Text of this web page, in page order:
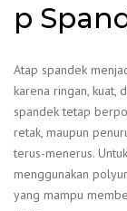
p
Atap spandek
karena ringan, kuat,
spandek tetap
retak, maupun
terus-menerus.
menggunakan
yang mampu